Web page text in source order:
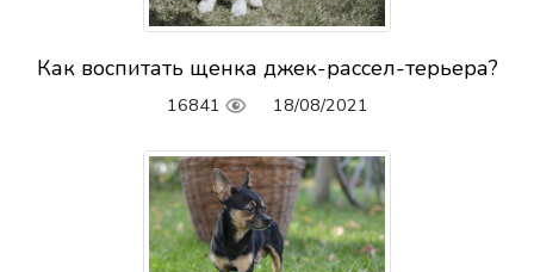
Как воспитать щенка джек-рассел-терьера?
16841 18/08/2021